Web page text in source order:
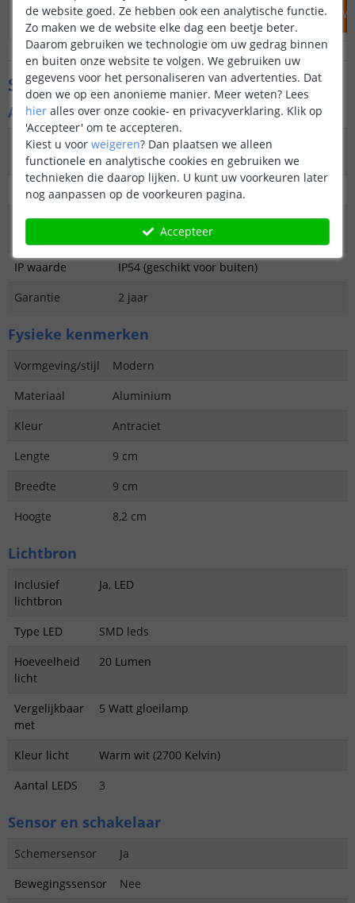
IN WINKELWAGEN IN
Specificaties
Algemene kenmerken
Type
buitenverlichting
Wandlamp
Functie
Decoratief
Aantal lampen in
2
IP waarde
IP54 (geschikt voor buiten)
Garantie
2 jaar
Fysieke kenmerken
Vormgeving/stijl
Modern
Materiaal
Aluminium
Kleur
Antraciet
Lengte
9 cm
Breedte
9 cm
Hoogte
8,2 cm
Lichtbron
Inclusief
lichtbron
Ja, LED
Type LED
SMD leds
Hoeveelheid
licht
20 Lumen
Vergelijkbaar
met
5 Watt gloeilamp
Kleur licht
Warm wit (2700 Kelvin)
Aantal LEDS
3
Sensor en schakelaar
Schemersensor
Ja
Bewegingssensor
Nee
de website goed. Ze hebben ook een analytische functie.
Zo maken we de website elke dag een beetje beter.
Daarom gebruiken we technologie om uw gedrag binnen
en buiten onze website te volgen. We gebruiken uw
gegevens voor het personaliseren van advertenties. Dat
doen we op een anonieme manier. Meer weten? Lees
hier alles over onze cookie- en privacyverklaring. Klik op
'Accepteer' om te accepteren.
Kiest u voor weigeren? Dan plaatsen we alleen
functionele en analytische cookies en gebruiken we
technieken die daarop lijken. U kunt uw voorkeuren later
nog aanpassen op de voorkeuren pagina.
Accepteer